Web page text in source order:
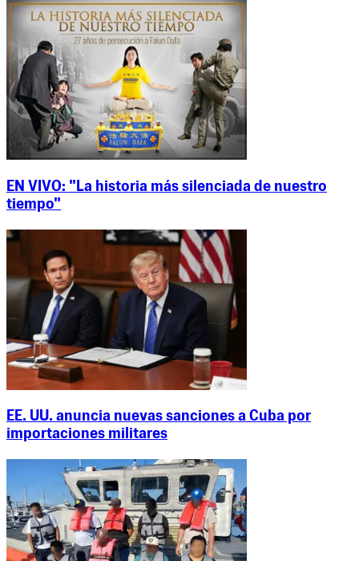
EN VIVO: "La historia más silenciada de nuestro
tiempo"
EE. UU. anuncia nuevas sanciones a Cuba por
importaciones militares